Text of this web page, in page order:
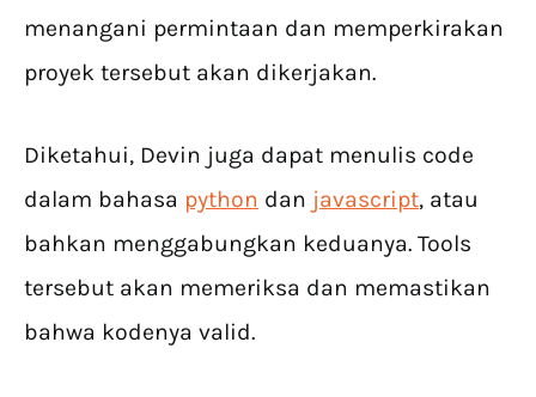
menangani permintaan dan memperkirakan
proyek tersebut akan dikerjakan.
Diketahui, Devin juga dapat menulis code
dalam bahasa python dan javascript, atau
bahkan menggabungkan keduanya. Tools
tersebut akan memeriksa dan memastikan
bahwa kodenya valid.